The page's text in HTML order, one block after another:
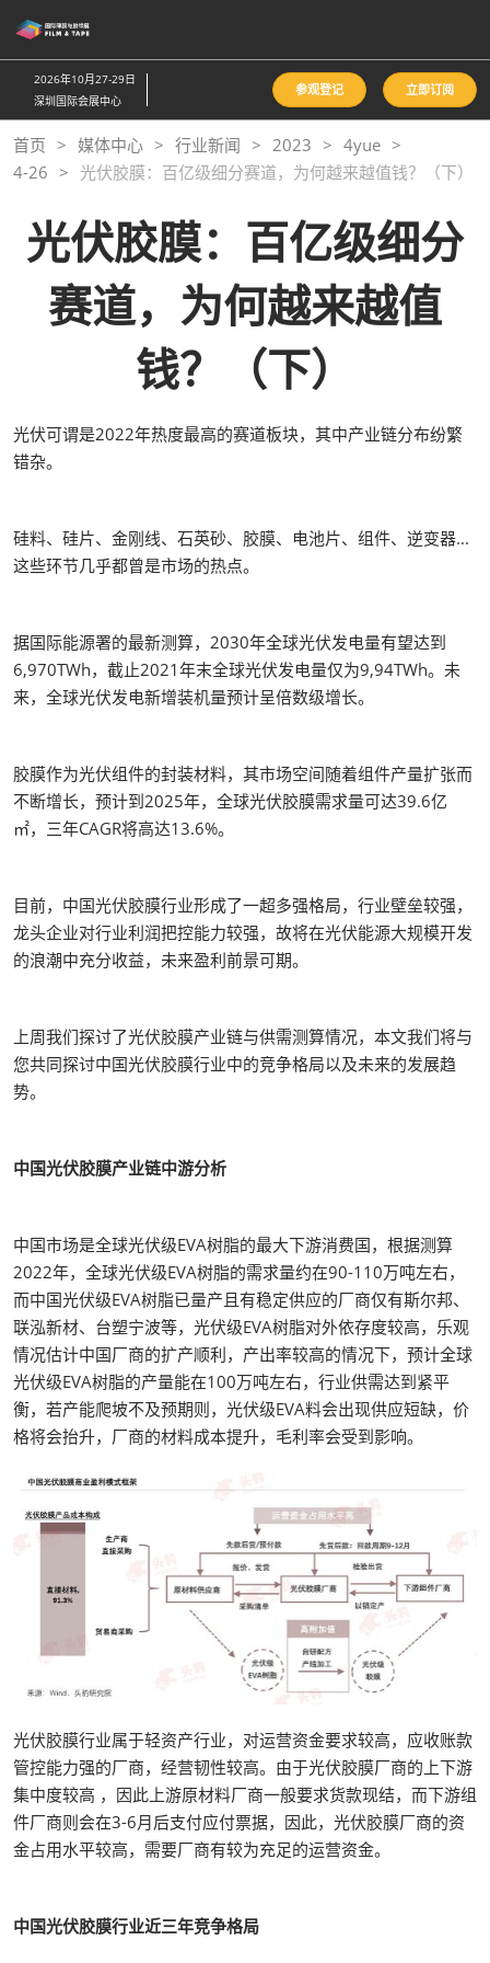
接
跳
至
内
容
2026年10月27-29日
深圳国际会展中心
参观登记 立即订阅
首页 媒体中心 行业新闻 2023
4yue
4-26
光伏胶膜：百亿级细分赛道，为何越来越值钱？（下）
光伏胶膜：百亿级细分
赛道，为何越来越值
钱？（下）
光伏可谓是2022年热度最高的赛道板块，其中产业链分布纷繁
错杂。
硅料、硅片、金刚线、石英砂、胶膜、电池片、组件、逆变器...
这些环节几乎都曾是市场的热点。
据国际能源署的最新测算，2030年全球光伏发电量有望达到
6,970TWh，截止2021年末全球光伏发电量仅为9,94TWh。未
来，全球光伏发电新增装机量预计呈倍数级增长。
胶膜作为光伏组件的封装材料，其市场空间随着组件产量扩张而
不断增长，预计到2025年，全球光伏胶膜需求量可达39.6亿
㎡，三年CAGR将高达13.6%。
目前，中国光伏胶膜行业形成了一超多强格局，行业壁垒较强，
龙头企业对行业利润把控能力较强，故将在光伏能源大规模开发
的浪潮中充分收益，未来盈利前景可期。
上周我们探讨了光伏胶膜产业链与供需测算情况，本文我们将与
您共同探讨中国光伏胶膜行业中的竞争格局以及未来的发展趋
势。
中国光伏胶膜产业链中游分析
中国市场是全球光伏级EVA树脂的最大下游消费国，根据测算
2022年，全球光伏级EVA树脂的需求量约在90-110万吨左右，
而中国光伏级EVA树脂已量产且有稳定供应的厂商仅有斯尔邦、
联泓新材、台塑宁波等，光伏级EVA树脂对外依存度较高，乐观
情况估计中国厂商的扩产顺利，产出率较高的情况下，预计全球
光伏级EVA树脂的产量能在100万吨左右，行业供需达到紧平
衡，若产能爬坡不及预期则，光伏级EVA料会出现供应短缺，价
格将会抬升，厂商的材料成本提升，毛利率会受到影响。
光伏胶膜行业属于轻资产行业，对运营资金要求较高，应收账款
管控能力强的厂商，经营韧性较高。由于光伏胶膜厂商的上下游
集中度较高 ，因此上游原材料厂商一般要求货款现结，而下游组
件厂商则会在3-6月后支付应付票据，因此，光伏胶膜厂商的资
金占用水平较高，需要厂商有较为充足的运营资金。
中国光伏胶膜行业近三年竞争格局